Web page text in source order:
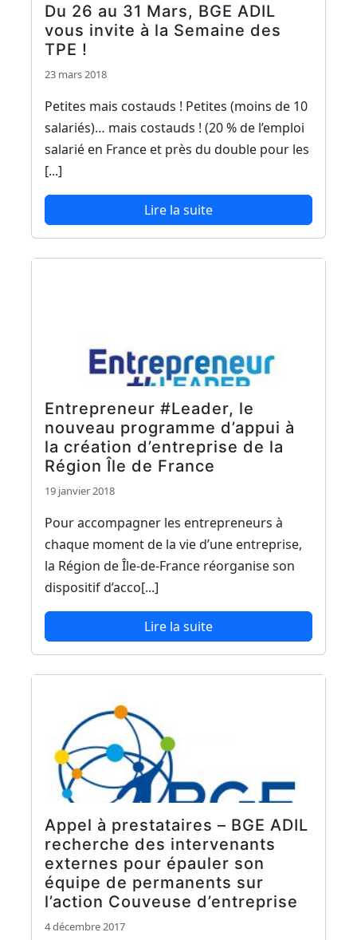
Du 26 au 31 Mars, BGE ADIL
vous invite à la Semaine des
TPE !
23 mars 2018
Petites mais costauds ! Petites (moins de 10
salariés)… mais costauds ! (20 % de l’emploi
salarié en France et près du double pour les
[...]
Lire la suite
Entrepreneur #Leader, le
nouveau programme d’appui à
la création d’entreprise de la
Région Île de France
19 janvier 2018
Pour accompagner les entrepreneurs à
chaque moment de la vie d’une entreprise,
la Région de Île-de-France réorganise son
dispositif d’acco[...]
Lire la suite
Appel à prestataires – BGE ADIL
recherche des intervenants
externes pour épauler son
équipe de permanents sur
l’action Couveuse d’entreprise
4 décembre 2017